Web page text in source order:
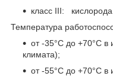
класс III: кислорода.
Температура
от -35°С до +70°С в
климата);
от -55°С до +70°С в